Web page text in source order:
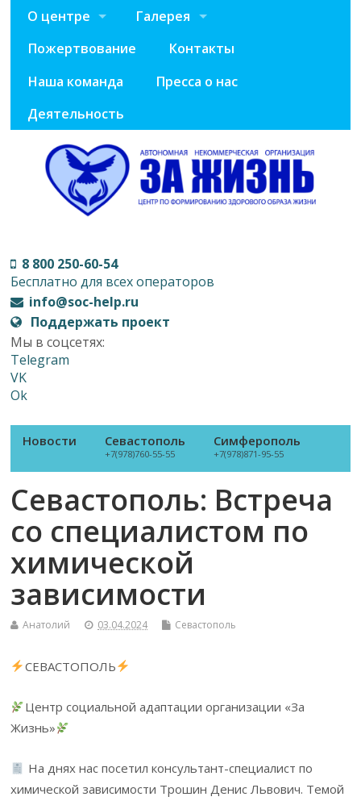
О центре
Галерея
Пожертвование
Контакты
Наша команда
Пресса о нас
Деятельность
8 800 250-60-54
Бесплатно для всех операторов
info@soc-help.ru
Поддержать проект
Мы в соцсетях:
Telegram
VK
Ok
Новости Севастополь
+7(978)760-55-55
Симферополь
+7(978)871-95-55
Севастополь: Встреча
со специалистом по
химической
зависимости
Анатолий 03.04.2024 Севастополь
СЕВАСТОПОЛЬ
Центр социальной адаптации организации «За
Жизнь»
На днях нас посетил консультант-специалист по
химической зависимости Трошин Денис Львович. Темой